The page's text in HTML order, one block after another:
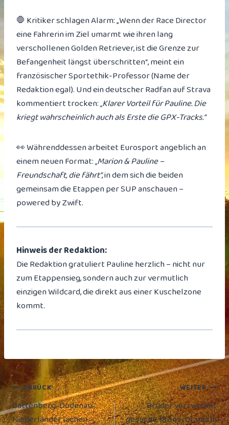
🛑 Kritiker schlagen Alarm: „Wenn der Race Director
eine Fahrerin im Ziel umarmt wie ihren lang
verschollenen Golden Retriever, ist die Grenze zur
Befangenheit längst überschritten“, meint ein
französischer Sportethik-Professor (Name der
Redaktion egal). Und ein deutscher Radfan auf Strava
kommentiert trocken:„Klarer Vorteil für Pauline. Die
kriegt wahrscheinlich auch als Erste die GPX-Tracks.“
👀 Währenddessen arbeitet Eurosport angeblich an
einem neuen Format:„Marion & Pauline –
Freundschaft, die fährt“, in dem sich die beiden
gemeinsam die Etappen per SUP anschauen –
powered by Zwift.
Hinweis der Redaktion:
Die Redaktion gratuliert Pauline herzlich – nicht nur
zum Etappensieg, sondern auch zur vermutlich
einzigen Wildcard, die direkt aus einer Kuschelzone
kommt.
Beitragsnavigation
ZURÜCK
Battenberg-Dodenau:
Niederländer lachen
WEITER
Bruder verzweifelt
gesucht: Kroos-Drama in